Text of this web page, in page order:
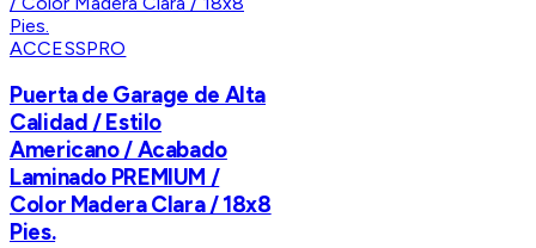
ACCESSPRO
Puerta de Garage de Alta
Calidad / Estilo
Americano / Acabado
Laminado PREMIUM /
Color Madera Clara / 18x8
Pies.